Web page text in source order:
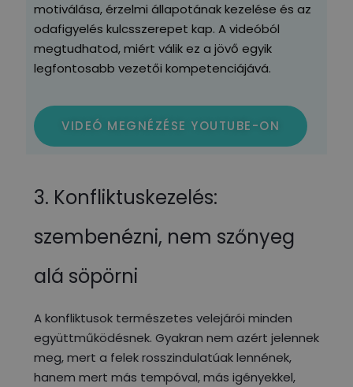
motiválása, érzelmi állapotának kezelése és az
odafigyelés kulcsszerepet kap. A videóból
megtudhatod, miért válik ez a jövő egyik
legfontosabb vezetői kompetenciájává.
VIDEÓ MEGNÉZÉSE YOUTUBE-ON
3. Konfliktuskezelés:
szembenézni, nem szőnyeg
alá söpörni
A konfliktusok természetes velejárói minden
együttműködésnek. Gyakran nem azért jelennek
meg, mert a felek rosszindulatúak lennének,
hanem mert más tempóval, más igényekkel,